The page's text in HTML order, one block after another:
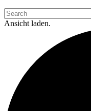
Ansicht laden.